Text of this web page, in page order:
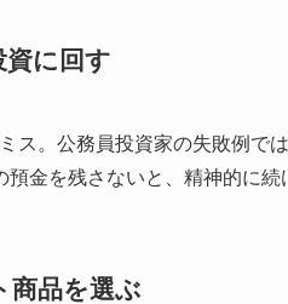
資に回す
ス。公務員投資家の失敗例で
預金を残さないと、精神的に続
商品を選ぶ